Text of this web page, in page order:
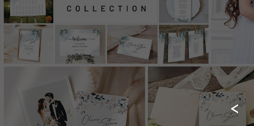
<